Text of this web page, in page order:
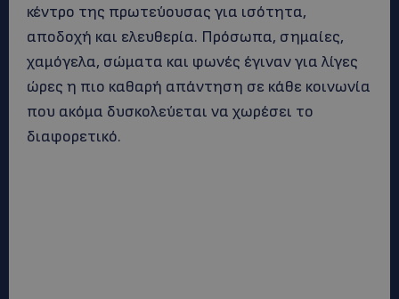
κέντρο της πρωτεύουσας για ισότητα,
αποδοχή και ελευθερία. Πρόσωπα, σημαίες,
χαμόγελα, σώματα και φωνές έγιναν για λίγες
ώρες η πιο καθαρή απάντηση σε κάθε κοινωνία
που ακόμα δυσκολεύεται να χωρέσει το
διαφορετικό.